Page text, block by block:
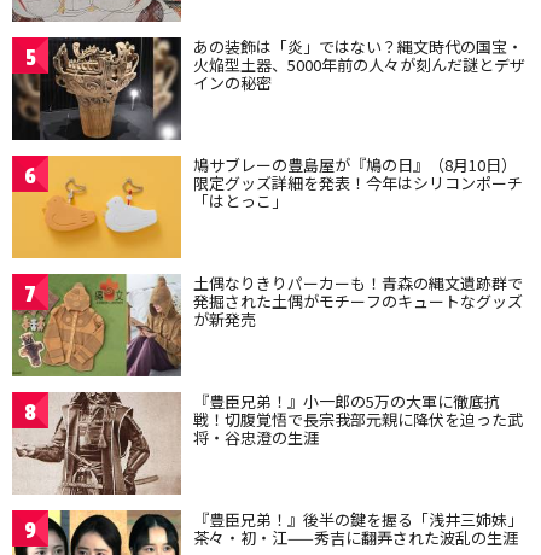
5 あの装飾は「炎」ではない？縄文時代の国宝・
火焔型土器、5000年前の人々が刻んだ謎とデザ
インの秘密
6 鳩サブレーの豊島屋が『鳩の日』（8月10日）
限定グッズ詳細を発表！今年はシリコンポーチ
「はとっこ」
7 土偶なりきりパーカーも！青森の縄文遺跡群で
発掘された土偶がモチーフのキュートなグッズ
が新発売
8 『豊臣兄弟！』小一郎の5万の大軍に徹底抗
戦！切腹覚悟で長宗我部元親に降伏を迫った武
将・谷忠澄の生涯
9 『豊臣兄弟！』後半の鍵を握る「浅井三姉妹」
茶々・初・江——秀吉に翻弄された波乱の生涯